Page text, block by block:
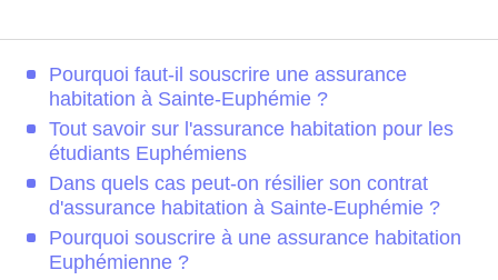
Pourquoi faut-il souscrire une assurance
habitation à Sainte-Euphémie ?
Tout savoir sur l'assurance habitation pour les
étudiants Euphémiens
Dans quels cas peut-on résilier son contrat
d'assurance habitation à Sainte-Euphémie ?
Pourquoi souscrire à une assurance habitation
Euphémienne ?